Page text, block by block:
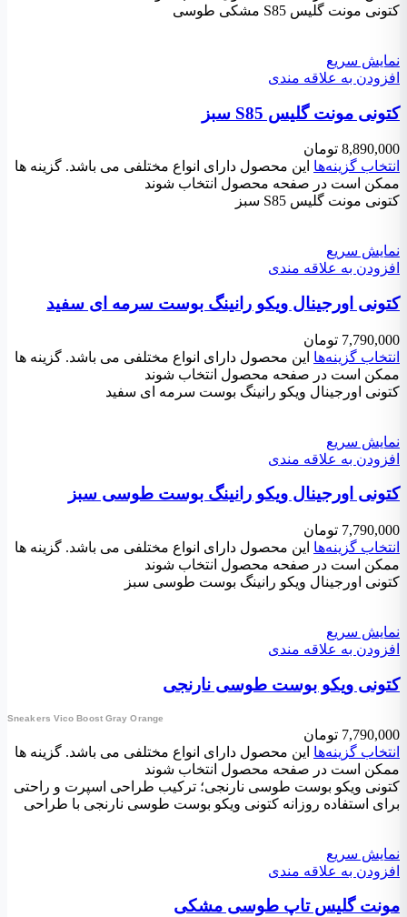
کتونی مونت گلیس S85 مشکی طوسی
نمایش سریع
افزودن به علاقه مندی
کتونی مونت گلیس S85 سبز
8,890,000 تومان
انتخاب گزینه‌ها این محصول دارای انواع مختلفی می باشد. گزینه ها
ممکن است در صفحه محصول انتخاب شوند
کتونی مونت گلیس S85 سبز
نمایش سریع
افزودن به علاقه مندی
کتونی اورجینال ویکو رانینگ بوست سرمه ای سفید
7,790,000 تومان
انتخاب گزینه‌ها این محصول دارای انواع مختلفی می باشد. گزینه ها
ممکن است در صفحه محصول انتخاب شوند
کتونی اورجینال ویکو رانینگ بوست سرمه ای سفید
نمایش سریع
افزودن به علاقه مندی
کتونی اورجینال ویکو رانینگ بوست طوسی سبز
7,790,000 تومان
انتخاب گزینه‌ها این محصول دارای انواع مختلفی می باشد. گزینه ها
ممکن است در صفحه محصول انتخاب شوند
کتونی اورجینال ویکو رانینگ بوست طوسی سبز
نمایش سریع
افزودن به علاقه مندی
کتونی ویکو بوست طوسی نارنجی
Sneakers Vico Boost Gray Orange
7,790,000 تومان
انتخاب گزینه‌ها این محصول دارای انواع مختلفی می باشد. گزینه ها
ممکن است در صفحه محصول انتخاب شوند
کتونی ویکو بوست طوسی نارنجی؛ ترکیب طراحی اسپرت و راحتی
برای استفاده روزانه کتونی ویکو بوست طوسی نارنجی با طراحی
نمایش سریع
افزودن به علاقه مندی
مونت گلیس تاپ طوسی مشکی